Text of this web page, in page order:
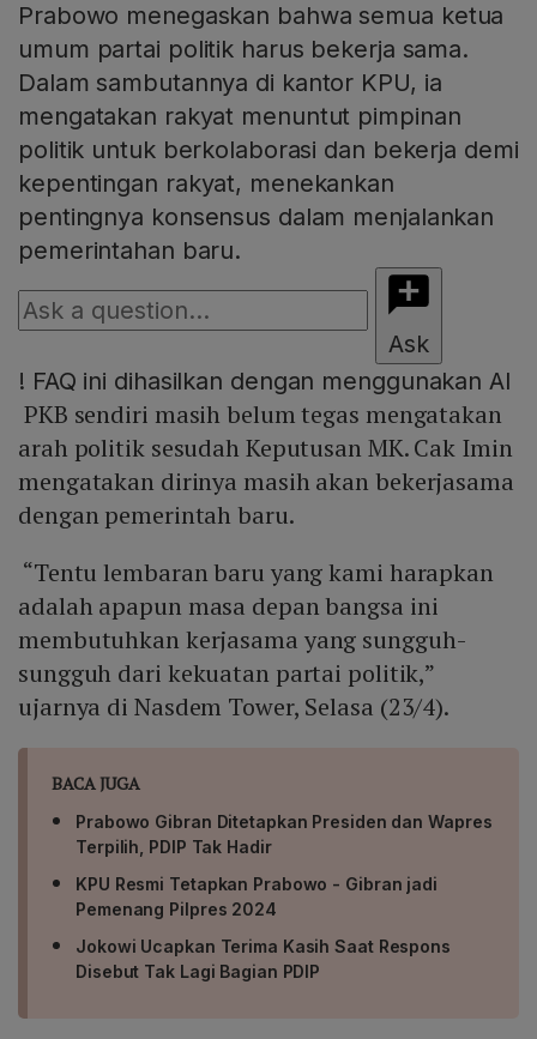
Prabowo menegaskan bahwa semua ketua
umum partai politik harus bekerja sama.
Dalam sambutannya di kantor KPU, ia
mengatakan rakyat menuntut pimpinan
politik untuk berkolaborasi dan bekerja demi
kepentingan rakyat, menekankan
pentingnya konsensus dalam menjalankan
pemerintahan baru.
Ask
! FAQ ini dihasilkan dengan menggunakan AI
PKB sendiri masih belum tegas mengatakan
arah politik sesudah Keputusan MK. Cak Imin
mengatakan dirinya masih akan bekerjasama
dengan pemerintah baru.
“Tentu lembaran baru yang kami harapkan
adalah apapun masa depan bangsa ini
membutuhkan kerjasama yang sungguh-
sungguh dari kekuatan partai politik,”
ujarnya di Nasdem Tower, Selasa (23/4).
BACA JUGA
Prabowo Gibran Ditetapkan Presiden dan Wapres
Terpilih, PDIP Tak Hadir
KPU Resmi Tetapkan Prabowo - Gibran jadi
Pemenang Pilpres 2024
Jokowi Ucapkan Terima Kasih Saat Respons
Disebut Tak Lagi Bagian PDIP